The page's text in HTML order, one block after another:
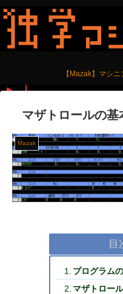
【Mazak】マシ
マザトロールの基
Mazak
目
プログラム
マザトロー